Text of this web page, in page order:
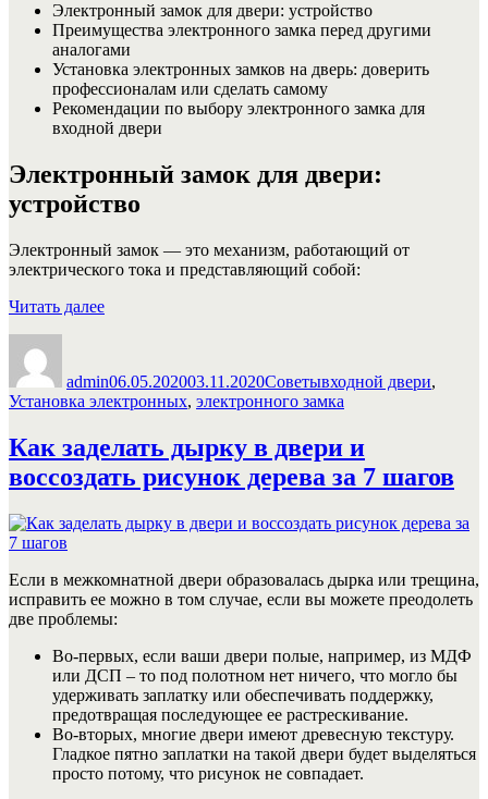
Электронный замок для двери: устройство
Преимущества электронного замка перед другими
аналогами
Установка электронных замков на дверь: доверить
профессионалам или сделать самому
Рекомендации по выбору электронного замка для
входной двери
Электронный замок для двери:
устройство
Электронный замок — это механизм, работающий от
электрического тока и представляющий собой:
Читать далее«Установка
дверь»
admin06.05.202003.11.2020Советывходной двери,
Установка электронных, электронного замка
Как заделать дырку в двери и
воссоздать рисунок дерева за 7 шагов
Если в межкомнатной двери образовалась дырка или трещина,
исправить ее можно в том случае, если вы можете преодолеть
две проблемы:
Во-первых, если ваши двери полые, например, из МДФ
или ДСП – то под полотном нет ничего, что могло бы
удерживать заплатку или обеспечивать поддержку,
предотвращая последующее ее растрескивание.
Во-вторых, многие двери имеют древесную текстуру.
Гладкое пятно заплатки на такой двери будет выделяться
просто потому, что рисунок не совпадает.